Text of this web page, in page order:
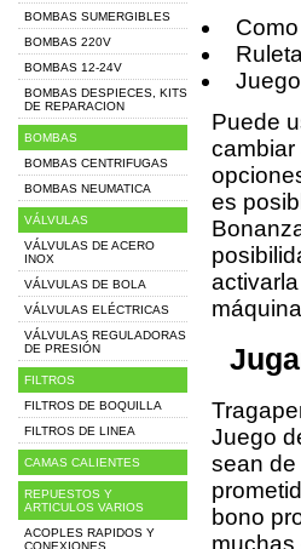
Puede
cambiar
es
Juego
sean
bono
muchas
BOMBAS SUMERGIBLES
BOMBAS 220V
BOMBAS 12-24V
BOMBAS DESPIECES, KITS
DE REPARACION
BOMBAS
BOMBAS CENTRIFUGAS
BOMBAS NEUMATICA
VÁLVULAS
VÁLVULAS DE ACERO
INOX
VÁLVULAS DE BOLA
VÁLVULAS ELÉCTRICAS
VÁLVULAS REGULADORAS
DE PRESIÓN
FILTROS
FILTROS DE BOQUILLA
FILTROS DE LINEA
CAMAS CALIENTES
REPUESTOS Y
ARTICULOS VARIOS
ACOPLES RAPIDOS Y
CONEXIONES